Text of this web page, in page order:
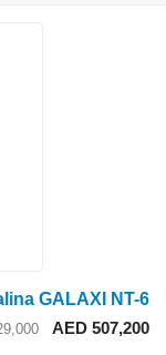
GALAXI NT-6
AED 507,200